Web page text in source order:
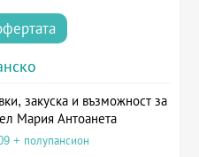
закуска и възможност за
Мария Антоанета
+ полупансион